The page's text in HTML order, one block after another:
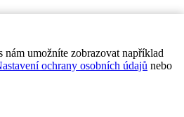
umožníte zobrazovat například
ochrany osobních údajů nebo